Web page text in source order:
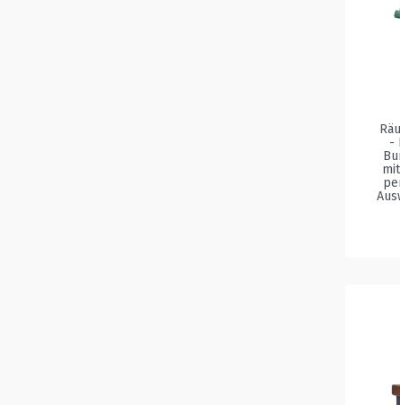
-